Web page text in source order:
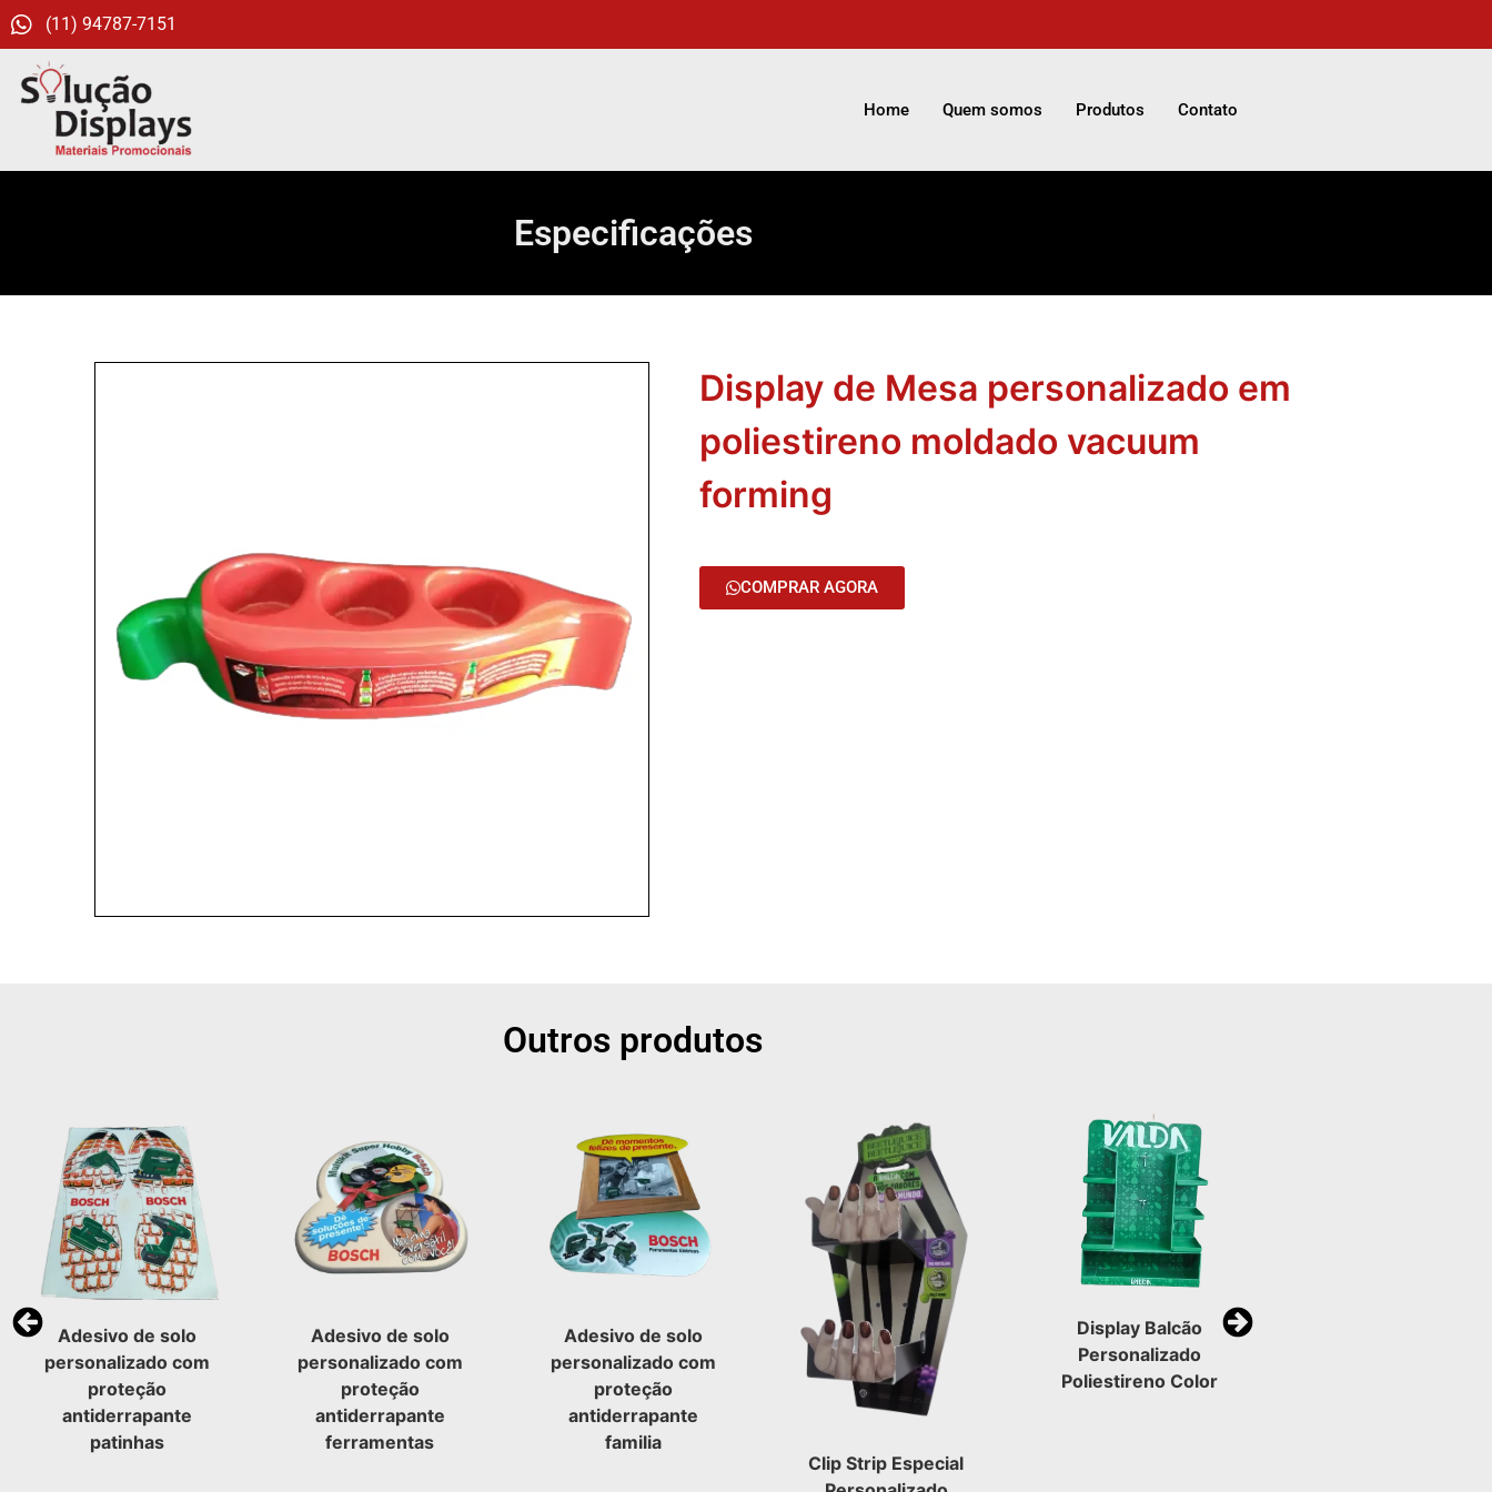
(11) 94787-7151
Home Quem somos Produtos Contato
Especificações
Display de Mesa personalizado em
poliestireno moldado vacuum
forming
COMPRAR AGORA
Outros produtos
Adesivo de solo
personalizado com
proteção
antiderrapante
patinhas
Adesivo de solo
personalizado com
proteção
antiderrapante
ferramentas
Adesivo de solo
personalizado com
proteção
antiderrapante
familia
Clip Strip Especial
Display Balcão
Personalizado
Poliestireno Color